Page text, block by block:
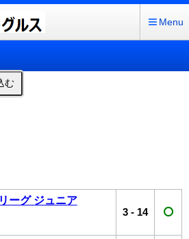
Menu
む
ーグ ジュニア
3 - 14